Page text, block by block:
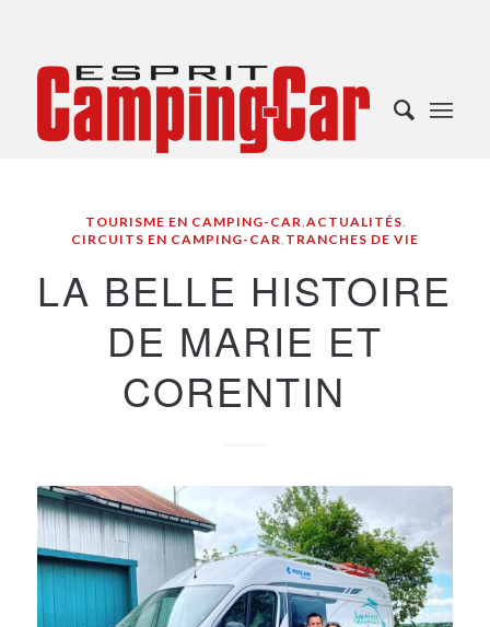
TOURISME EN CAMPING-CAR,ACTUALITÉS,
CIRCUITS EN CAMPING-CAR, TRANCHES DE VIE
LA BELLE HISTOIRE
DE MARIE ET
CORENTIN